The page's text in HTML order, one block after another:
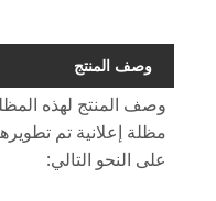
وصف المنتج
وصف المنتج لهذه
مظلة إعلانية تم
على النحو التالي: